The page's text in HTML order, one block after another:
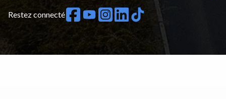
Restez connecté